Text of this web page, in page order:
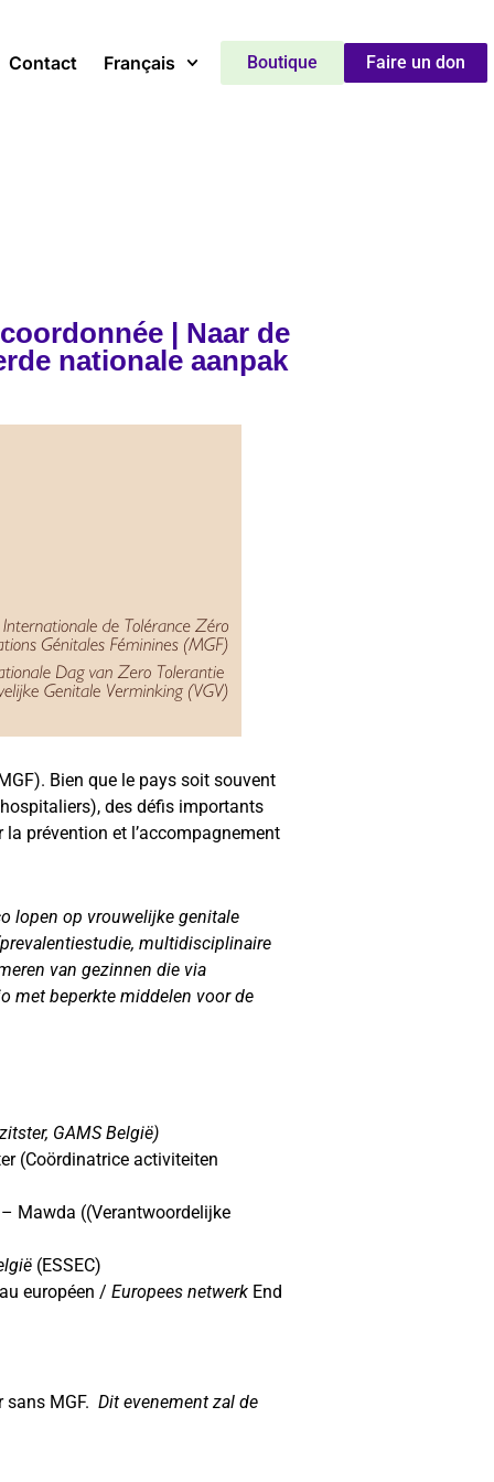
Contact Français Faire un don
Boutique
| Naar de
nationale aanpak
Bien que le pays soit souvent
des défis importants
prévention et l’accompagnement
lopen op vrouwelijke genitale
multidisciplinaire
van gezinnen die via
met beperkte middelen voor de
GAMS België)
(Coördinatrice activiteiten
Mawda ((Verantwoordelijke
(ESSEC)
européen / Europees netwerk End
MGF. Dit evenement zal de